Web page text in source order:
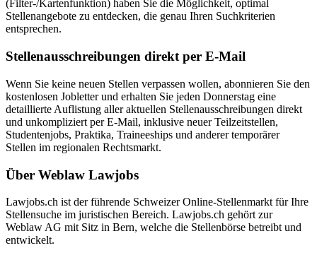
(Filter-/Kartenfunktion) haben Sie die Möglichkeit, optimal
Stellenangebote zu entdecken, die genau Ihren Suchkriterien
entsprechen.
Stellenausschreibungen direkt per E-Mail
Wenn Sie keine neuen Stellen verpassen wollen, abonnieren Sie den
kostenlosen Jobletter und erhalten Sie jeden Donnerstag eine
detaillierte Auflistung aller aktuellen Stellenausschreibungen direkt
und unkompliziert per E-Mail, inklusive neuer Teilzeitstellen,
Studentenjobs, Praktika, Traineeships und anderer temporärer
Stellen im regionalen Rechtsmarkt.
Über Weblaw Lawjobs
Lawjobs.ch ist der führende Schweizer Online-Stellenmarkt für Ihre
Stellensuche im juristischen Bereich. Lawjobs.ch gehört zur
Weblaw AG mit Sitz in Bern, welche die Stellenbörse betreibt und
entwickelt.